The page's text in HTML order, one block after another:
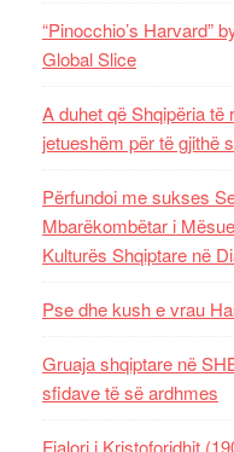
“Pinocchio’s Harvard”
Global Slice
A duhet që Shqipëria të
jetueshëm për të gjithë
Përfundoi me sukses
Mbarëkombëtar i
Kulturës Shqiptare në
Pse dhe kush e vrau
Gruaja shqiptare në
sfidave të së ardhmes
Fjalori i Kristoforidhit